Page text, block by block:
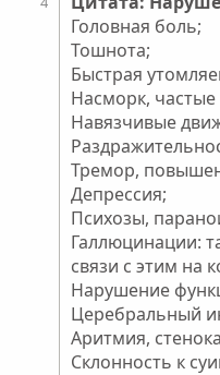
Головная боль;
Тошнота;
Быстрая
Насморк,
Навязчивые
Тремор,
Депрессия;
Психозы,
Галлюцинации:
связи с этим на
Нарушение
Церебральный
Аритмия,
Склонность к